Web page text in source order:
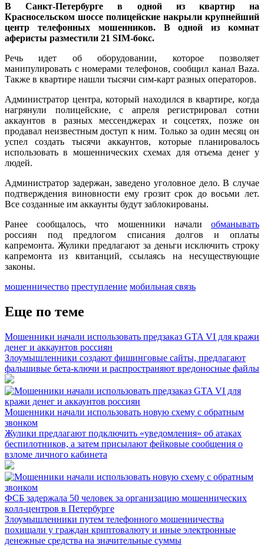
В Санкт-Петербурге в одной из квартир на
Красносельском шоссе полицейские накрыли крупнейший
центр телефонных мошенников. В одной из комнат
аферисты разместили 21 SIM-бокс.
Речь идет об оборудовании, которое позволяет
манипулировать с номерами телефонов, сообщил канал Baza.
Также в квартире нашли тысячи сим-карт разных операторов.
Администратор центра, который находился в квартире, когда
нагрянули полицейские, с апреля регистрировал сотни
аккаунтов в разных мессенджерах и соцсетях, позже он
продавал неизвестным доступ к ним. Только за один месяц он
успел создать тысячи аккаунтов, которые планировалось
использовать в мошеннических схемах для отъема денег у
людей.
Администратор задержан, заведено уголовное дело. В случае
подтверждения виновности ему грозит срок до восьми лет.
Все созданные им аккаунты будут заблокированы.
Ранее сообщалось, что мошенники начали обманывать
россиян под предлогом списания долгов и оплаты
капремонта. Жулики предлагают за деньги исключить строку
капремонта из квитанций, ссылаясь на несуществующие
законы.
мошенничество преступление мобильная связь
Еще по теме
Мошенники начали использовать предзаказ GTA VI для кражи
денег и аккаунтов россиян
Злоумышленники создают фишинговые сайты, предлагают
фальшивые бета-ключи и распространяют вредоносные файлы
Мошенники начали использовать новую схему с обратным
звонком
Жулики предлагают подключить «уведомления» об атаках
беспилотников, а затем присылают фейковые сообщения о
взломе личного кабинета
ФСБ задержала 50 человек за организацию мошеннических
колл-центров в Петербурге
Злоумышленники путем телефонного мошенничества
похищали у граждан криптовалюту и иные электронные
денежные средства на значительные суммы